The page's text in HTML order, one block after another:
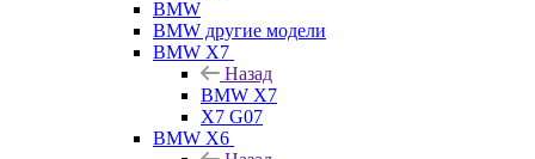
BMW
BMW другие модели
BMW X7
Назад
BMW X7
X7 G07
BMW X6